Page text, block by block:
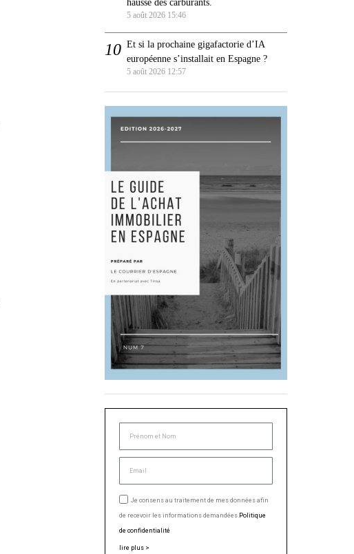
5 août 2026 15:46
Et si la prochaine gigafactorie d’IA
européenne s’installait en Espagne ?
5 août 2026 12:57
Je consens au traitement de mes données afin
de recevoir les informations demandées. Politique
de confidentialité
lire plus >